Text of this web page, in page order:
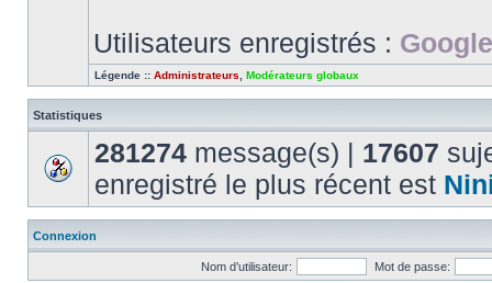
Utilisateurs enregistrés :
Légende :: Administrateurs Modérateurs globaux
Statistiques
281274 message(s) | 17607
enregistré le plus récent est
Connexion
Nom d’utilisateur: Mot de passe: